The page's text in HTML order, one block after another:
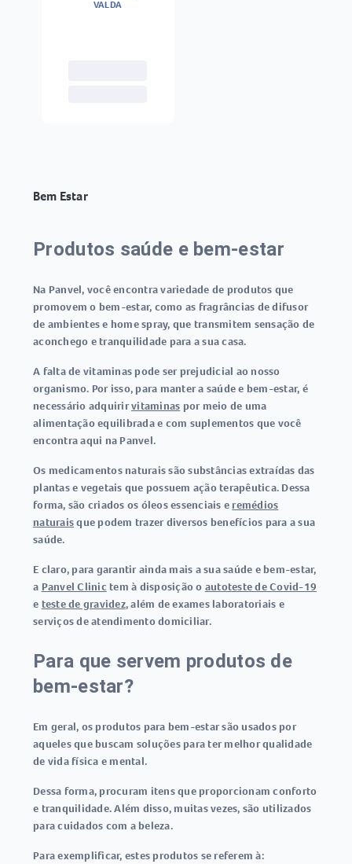
VALDA
Bem Estar
Produtos saúde e bem-estar
Na Panvel, você encontra variedade de produtos que
promovem o bem-estar, como as fragrâncias de difusor
de ambientes e home spray, que transmitem sensação de
aconchego e tranquilidade para a sua casa.
A falta de vitaminas pode ser prejudicial ao nosso
organismo. Por isso, para manter a saúde e bem-estar, é
necessário adquirirvitaminas por meio de uma
alimentação equilibrada e com suplementos que você
encontra aqui na Panvel.
Os medicamentos naturais são substâncias extraídas das
plantas e vegetais que possuem ação terapêutica. Dessa
forma, são criados os óleos essenciais e remédios
naturaisque podem trazer diversos benefícios para a sua
saúde.
E claro, para garantir ainda mais a sua saúde e bem-estar,
a Panvel Clinic tem à disposição o autoteste de Covid-19
e teste de gravidez, além de exames laboratoriais e
serviços de atendimento domiciliar.
Para que servem produtos de
bem-estar?
Em geral, os produtos para bem-estarsão usados por
aqueles que buscam soluções para ter melhor qualidade
de vida física e mental.
Dessa forma, procuram itens que proporcionam conforto
e tranquilidade. Além disso, muitas vezes, são utilizados
para cuidados com a beleza.
Para exemplificar, estes produtos se referem à: